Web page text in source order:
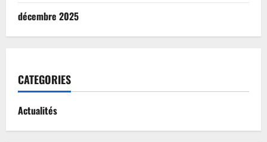
décembre 2025
CATEGORIES
Actualités